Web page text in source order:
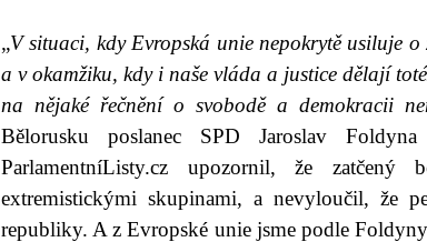
„V situaci, kdy Evropská unie nepokrytě usiluje o
a v okamžiku, kdy i naše vláda a justice dělají
na nějaké řečnění o svobodě a demokracii
Bělorusku poslanec SPD Jaroslav
ParlamentníListy.cz upozornil, že zatčený
extremistickými skupinami, a nevyloučil, že
republiky. A z Evropské unie jsme podle